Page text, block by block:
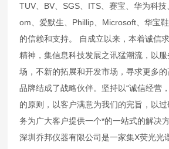
TUV、BV、SGS、ITS、赛宝、华为科
om、爱默生、Phillip、Microsoft、华宝
的信赖和支持。 自成立以来，本着诚信
精神，集信息科技发展之讯猛潮流，以
场，不新的拓展和开发市场，寻求更多
品牌结成了战略伙伴。坚持以“诚信经营
的原则，以客户满意为我们的完旨，以
务为广大客户提供一个*的一站式的解决方
深圳乔邦仪器有限公司是一家集X荧光光